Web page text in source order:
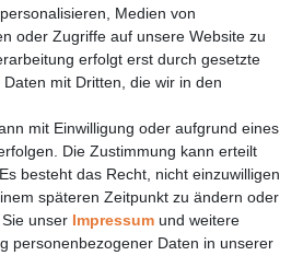
hier: www.topcoil.de
dieDaten­schutz­erklärunggelesen habe.
widerrufen.**
Abonnieren
Medien von
oder Zugriffe auf unsere Website zu
erfolgt erst durch gesetzte
mit Dritten, die wir in den
mit Einwilligung oder aufgrund eines
Die Zustimmung kann erteilt
besteht das Recht, nicht einzuwilligen
späteren Zeitpunkt zu ändern oder
unser Impressum und weitere
personenbezogener Daten in unserer